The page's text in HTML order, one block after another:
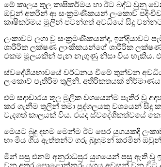
මේ කාලය තුල කෘෂිකර්මය හා ඊට බද්ධ වුනු
ඔවුන් අතරින් ආ සංක‍්‍රමණිකයන් ලංකාෙව්
කෘෂිකර්මය මුලින් පටන්ගත් අවධියේ සිදු
ලංකාවට ලගා වූ සංක‍්‍රමණිකයන්ද,
ශාරීරික ලක්ෂණ ලාංකිකයන්ගේ ශාරීරික
එකම මූලයකින් පැන නැගුණු නිසා විය
ස්වදේශීයභාවයේ වර්ධනය වීමේ තුන්වන
ලංකාෙව් පැතිරීම තුලිනි. අතිරිකතයක්
එම සදාචාරය තුල මූලික වශයෙන්ම පැතිර වූ
කර ගැනීම තුලින් තමා පුද්ගලයකු වශයෙන් සිදු
වැදගත් කාලයක් විය. එයද ස්වදේශීකත්වයේ
මෙයට බුදු දහම මෙන්ම ඊට පෙර යුගයකදී
හා මිය ගිය ඇත්තන්ට ගරු බුහුමන් කරමින් ඔවුන්
මින් පසු එනම් අනුරාධපුර යුගයෙන් පසු ඇති වූ